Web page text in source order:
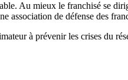
Au mieux le franchisé se
association de défense des
à prévenir les crises du